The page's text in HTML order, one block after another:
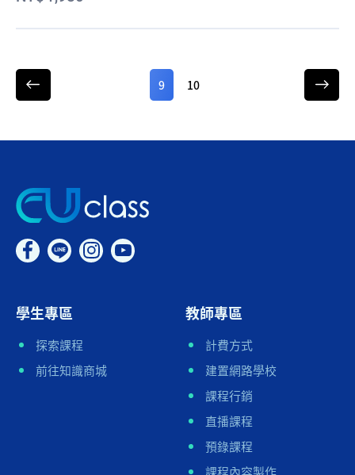
9 10
學生專區
探索課程
前往知識商城
教師專區
計費方式
建置網路學校
課程行銷
直播課程
預錄課程
課程內容製作